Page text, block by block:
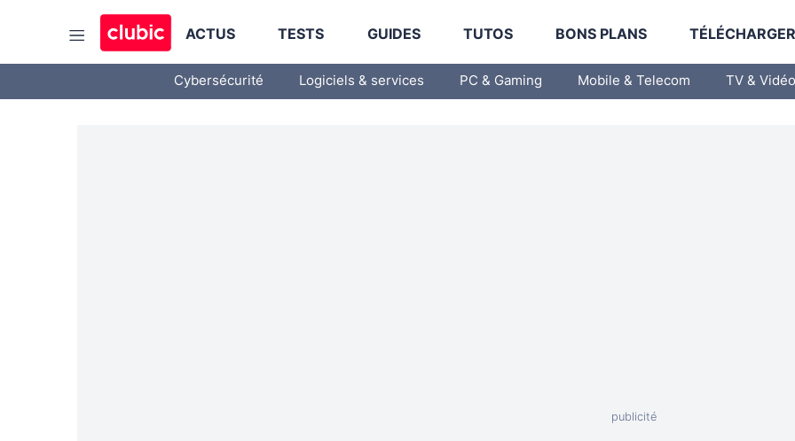
ACTUS TESTS GUIDES TUTOS BONS PLANS
Cybersécurité Logiciels & services PC & Gaming Mobile & Telecom TV & Vidéo